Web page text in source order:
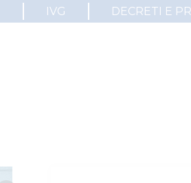
IVG DECRETI E